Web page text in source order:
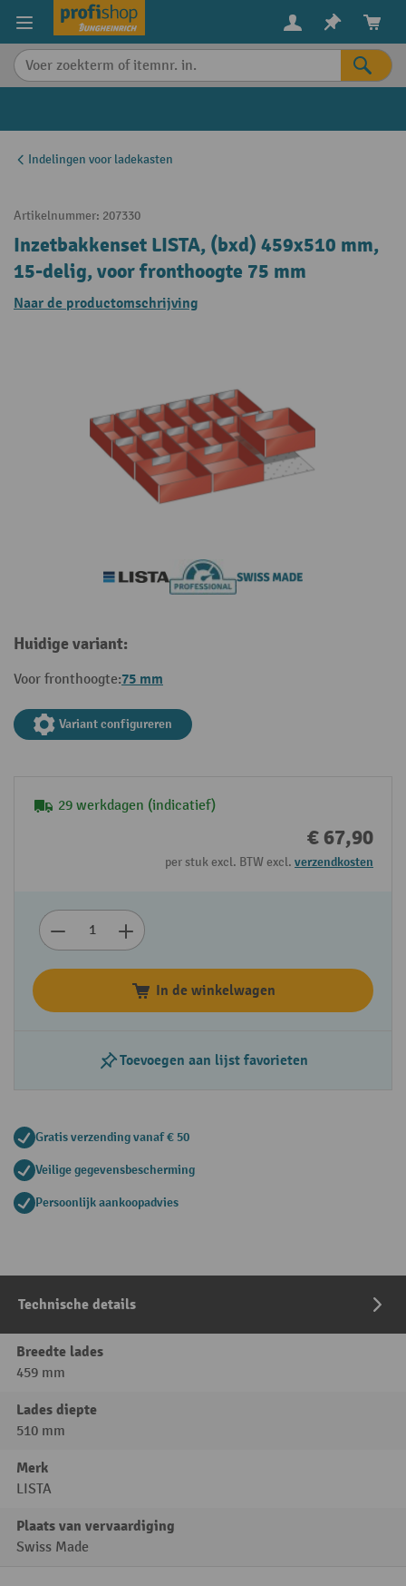
content
Indelingen voor ladekasten
Artikelnummer: 207330
Inzetbakkenset LISTA, (bxd) 459x510 mm,
15-delig, voor fronthoogte 75 mm
Naar de productomschrijving
Huidige variant:
Voor fronthoogte:75 mm
Variant configureren
29 werkdagen (indicatief)
€ 67,90
per stuk excl. BTW excl. verzendkosten
In de winkelwagen
Toevoegen aan lijst favorieten
Gratis verzending vanaf € 50
Veilige gegevensbescherming
Persoonlijk aankoopadvies
Technische details
Breedte lades
459 mm
Lades diepte
510 mm
Merk
LISTA
Plaats van vervaardiging
Swiss Made